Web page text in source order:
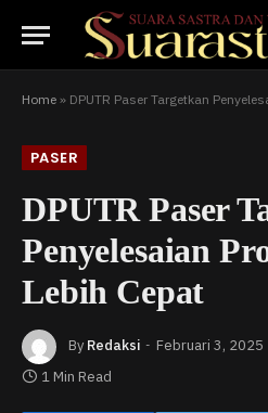
Home » DPUTR Paser Targetkan
PASER
DPUTR Paser
Penyelesaian
Lebih Cepat
By Redaksi Februari 3, 2025
1 Min Read